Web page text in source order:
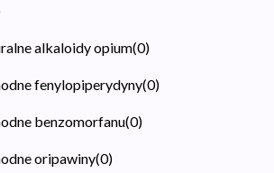
alkaloidy opium(0)
fenylopiperydyny(0)
benzomorfanu(0)
oripawiny(0)